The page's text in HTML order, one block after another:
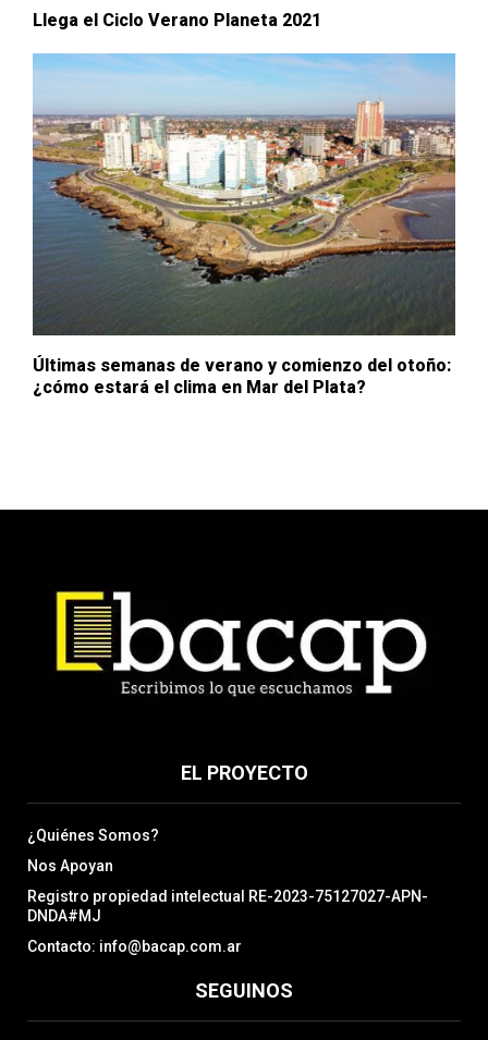
Llega el Ciclo Verano Planeta 2021
Últimas semanas de verano y comienzo del otoño:
¿cómo estará el clima en Mar del Plata?
EL PROYECTO
¿Quiénes Somos?
Nos Apoyan
Registro propiedad intelectual RE-2023-75127027-APN-
DNDA#MJ
Contacto: info@bacap.com.ar
SEGUINOS